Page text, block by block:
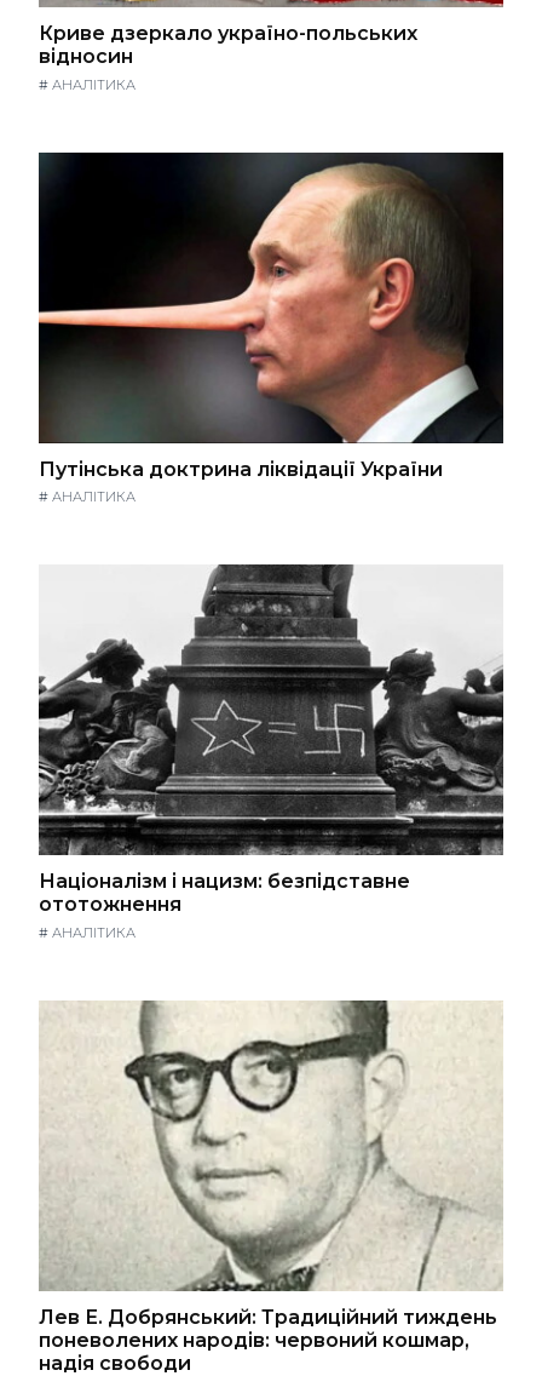
Криве дзеркало україно-польських
відносин
# АНАЛІТИКА
Путінська доктрина ліквідації України
# АНАЛІТИКА
Націоналізм і нацизм: безпідставне
ототожнення
# АНАЛІТИКА
Лев Е. Добрянський: Традиційний тиждень
поневолених народів: червоний кошмар,
надія свободи